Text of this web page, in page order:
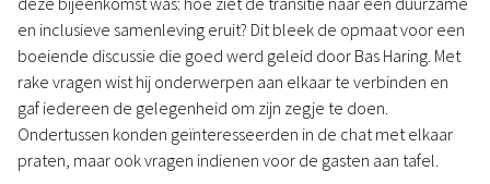
en inclusieve samenleving eruit? Dit bleek de opmaat voor een
boeiende discussie die goed werd geleid door Bas Haring. Met
rake vragen wist hij onderwerpen aan elkaar te verbinden en
gaf iedereen de gelegenheid om zijn zegje te doen.
Ondertussen konden geïnteresseerden in de chat met elkaar
praten, maar ook vragen indienen voor de gasten aan tafel.